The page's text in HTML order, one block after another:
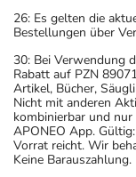
26: Es gelten die
Bestellungen über
30: Bei Verwendung
Rabatt auf PZN
Artikel, Bücher,
Nicht mit anderen
kombinierbar und
APONEO App.
Vorrat reicht. Wir
Keine Barauszahlung.